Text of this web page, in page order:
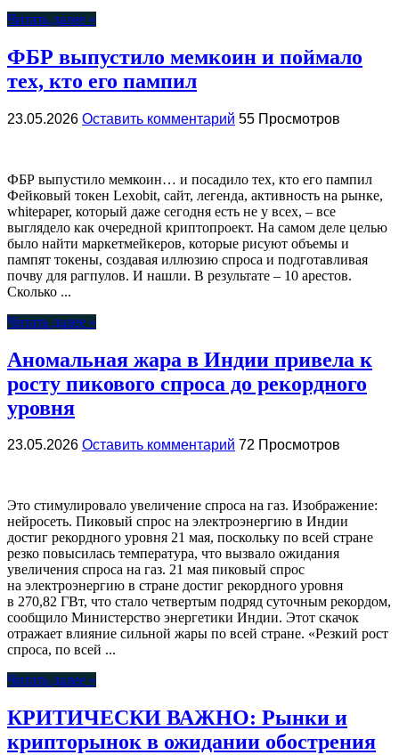
Читать далее »
ФБР выпустило мемкоин и поймало
тех, кто его пампил
23.05.2026 Оставить комментарий 55 Просмотров
ФБР выпустило мемкоин… и посадило тех, кто его пампил
Фейковый токен Lexobit, сайт, легенда, активность на рынке,
whitepaper, который даже сегодня есть не у всех, – все
выглядело как очередной криптопроект. На самом деле целью
было найти маркетмейкеров, которые рисуют объемы и
пампят токены, создавая иллюзию спроса и подготавливая
почву для рагпулов. И нашли. В результате – 10 арестов.
Сколько ...
Читать далее »
Аномальная жара в Индии привела к
росту пикового спроса до рекордного
уровня
23.05.2026 Оставить комментарий 72 Просмотров
Это стимулировало увеличение спроса на газ. Изображение:
нейросеть. Пиковый спрос на электроэнергию в Индии
достиг рекордного уровня 21 мая, поскольку по всей стране
резко повысилась температура, что вызвало ожидания
увеличения спроса на газ. 21 мая пиковый спрос
на электроэнергию в стране достиг рекордного уровня
в 270,82 ГВт, что стало четвертым подряд суточным рекордом,
сообщило Министерство энергетики Индии. Этот скачок
отражает влияние сильной жары по всей стране. «Резкий рост
спроса, по всей ...
Читать далее »
КРИТИЧЕСКИ ВАЖНО: Рынки и
крипторынок в ожидании обострения